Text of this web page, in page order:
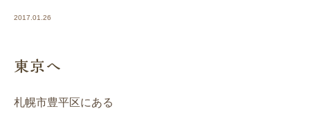
2017.01.26
東京へ
札幌市豊平区にある